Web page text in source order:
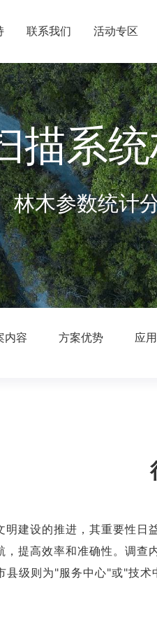
联系我们
国内分支机构
国内授权经销
申请成为伙伴
活动专区
描系
林木参数统计
内容 方案优势 应
建设的推进，其重要性
提高效率和准确性。调
级则为"服务中心"或"技